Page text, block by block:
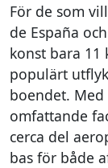
För de som
de España
konst bara 11
populärt
boendet.
omfattande
cerca del
bas för både